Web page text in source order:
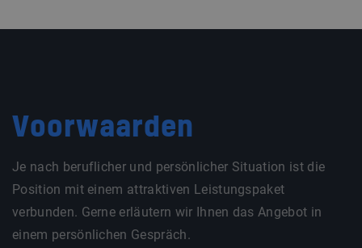
Voorwaarden
Je nach beruflicher und persönlicher Situation ist die
Position mit einem attraktiven Leistungspaket
verbunden. Gerne erläutern wir Ihnen das Angebot in
einem persönlichen Gespräch.